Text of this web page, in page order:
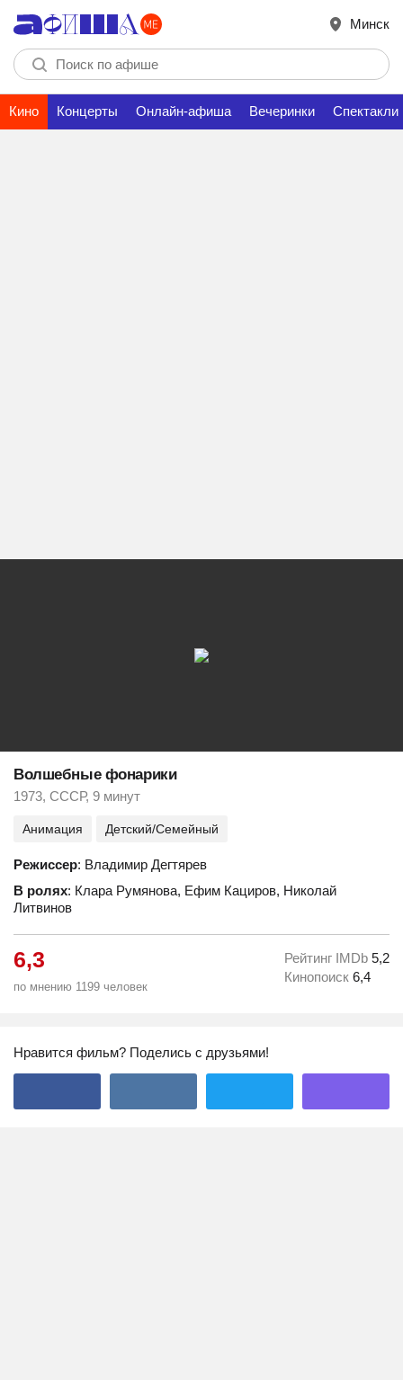
Минск
Кино Концерты Онлайн-афиша Вечеринки Спектакли
Волшебные фонарики
1973, СССР, 9 минут
Анимация Детский/Семейный
Режиссер: Владимир Дегтярев
В ролях: Клара Румянова, Ефим Кациров, Николай
Литвинов
6,3
по мнению 1199 человек
Рейтинг IMDb 5,2
Кинопоиск 6,4
Нравится фильм? Поделись с друзьями!